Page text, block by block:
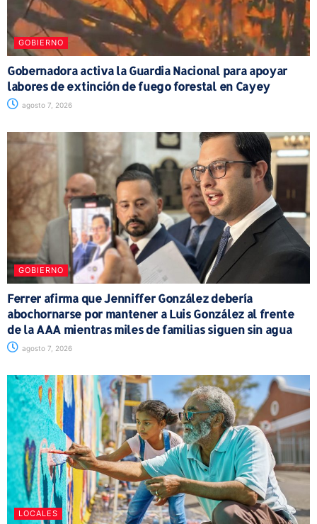
GOBIERNO
Gobernadora activa la Guardia Nacional para apoyar
labores de extinción de fuego forestal en Cayey
agosto 7, 2026
GOBIERNO
Ferrer afirma que Jenniffer González debería
abochornarse por mantener a Luis González al frente
de la AAA mientras miles de familias siguen sin agua
agosto 7, 2026
LOCALES